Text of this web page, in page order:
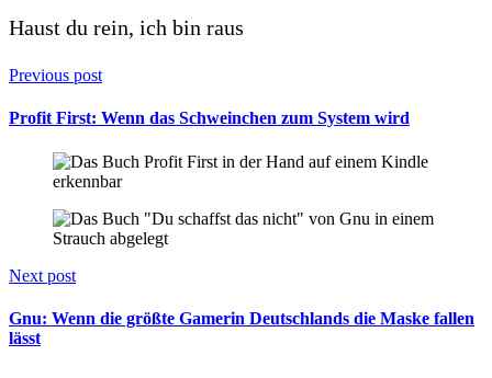
Haust du rein, ich bin raus
Previous post
Profit First: Wenn das Schweinchen zum System wird
Next post
Gnu: Wenn die größte Gamerin Deutschlands die Maske fallen
lässt